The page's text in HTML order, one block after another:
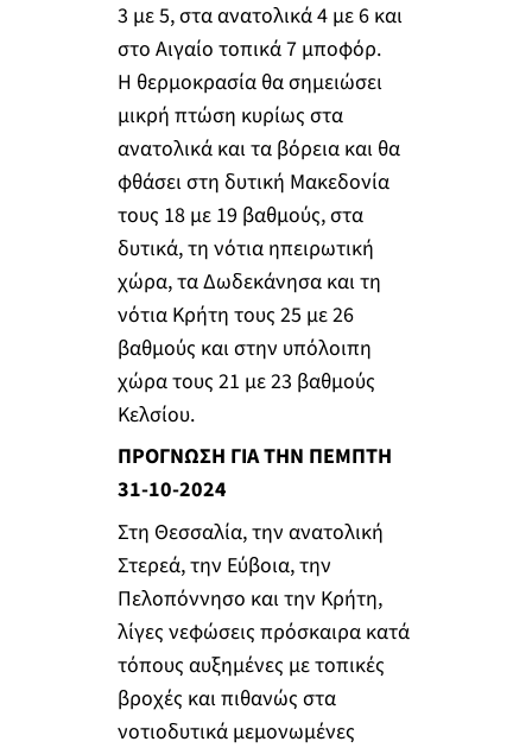
3 με 5, στα ανατολικά 4 με 6 και
στο Αιγαίο τοπικά 7 μποφόρ.
Η θερμοκρασία θα σημειώσει
μικρή πτώση κυρίως στα
ανατολικά και τα βόρεια και θα
φθάσει στη δυτική Μακεδονία
τους 18 με 19 βαθμούς, στα
δυτικά, τη νότια ηπειρωτική
χώρα, τα Δωδεκάνησα και τη
νότια Κρήτη τους 25 με 26
βαθμούς και στην υπόλοιπη
χώρα τους 21 με 23 βαθμούς
Κελσίου.
ΠΡΟΓΝΩΣΗ ΓΙΑ ΤΗΝ ΠΕΜΠΤΗ
31-10-2024
Στη Θεσσαλία, την ανατολική
Στερεά, την Εύβοια, την
Πελοπόννησο και την Κρήτη,
λίγες νεφώσεις πρόσκαιρα κατά
τόπους αυξημένες με τοπικές
βροχές και πιθανώς στα
νοτιοδυτικά μεμονωμένες